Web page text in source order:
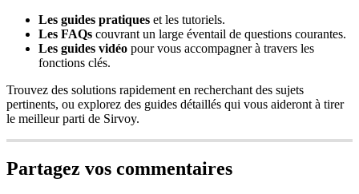
Les guides pratiques et les tutoriels.
Les FAQs couvrant un large éventail de questions courantes.
Les guides vidéo pour vous accompagner à travers les
fonctions clés.
Trouvez des solutions rapidement en recherchant des sujets
pertinents, ou explorez des guides détaillés qui vous aideront à tirer
le meilleur parti de Sirvoy.
Partagez vos commentaires